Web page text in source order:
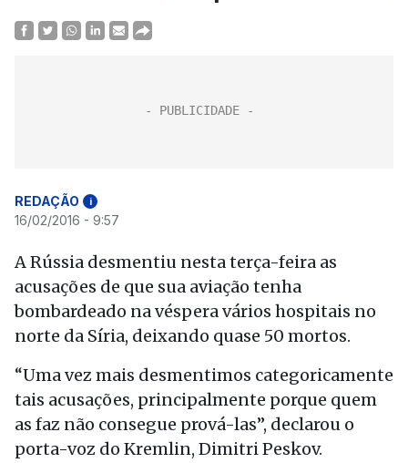
REDAÇÃO i
16/02/2016 - 9:57
A Rússia desmentiu nesta terça-feira as
acusações de que sua aviação tenha
bombardeado na véspera vários hospitais no
norte da Síria, deixando quase 50 mortos.
“Uma vez mais desmentimos categoricamente
tais acusações, principalmente porque quem
as faz não consegue prová-las”, declarou o
porta-voz do Kremlin, Dimitri Peskov.